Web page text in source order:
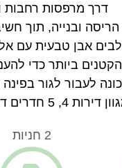
דרך מרפסות רחבות
בן 7 הקומות, נבנה במסגרת
אבן טבעית עם
לפרטים הקטנים ביותר
לעבור לגור
גן ומיני פנטהאוזים.
2 חניות